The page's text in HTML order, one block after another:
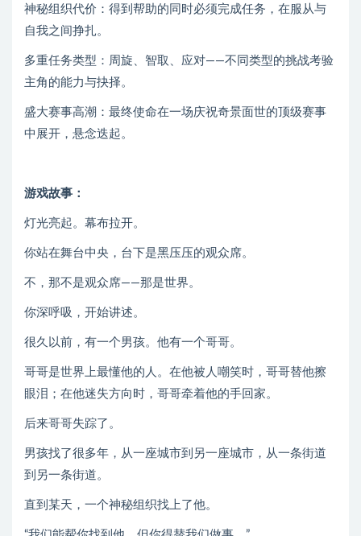
神秘组织代价：得到帮助的同时必须完成任务，在服从与
自我之间挣扎。
多重任务类型：周旋、智取、应对——不同类型的挑战考验
主角的能力与抉择。
盛大赛事高潮：最终使命在一场庆祝奇景面世的顶级赛事
中展开，悬念迭起。
游戏故事：
灯光亮起。幕布拉开。
你站在舞台中央，台下是黑压压的观众席。
不，那不是观众席——那是世界。
你深呼吸，开始讲述。
很久以前，有一个男孩。他有一个哥哥。
哥哥是世界上最懂他的人。在他被人嘲笑时，哥哥替他擦
眼泪；在他迷失方向时，哥哥牵着他的手回家。
后来哥哥失踪了。
男孩找了很多年，从一座城市到另一座城市，从一条街道
到另一条街道。
直到某天，一个神秘组织找上了他。